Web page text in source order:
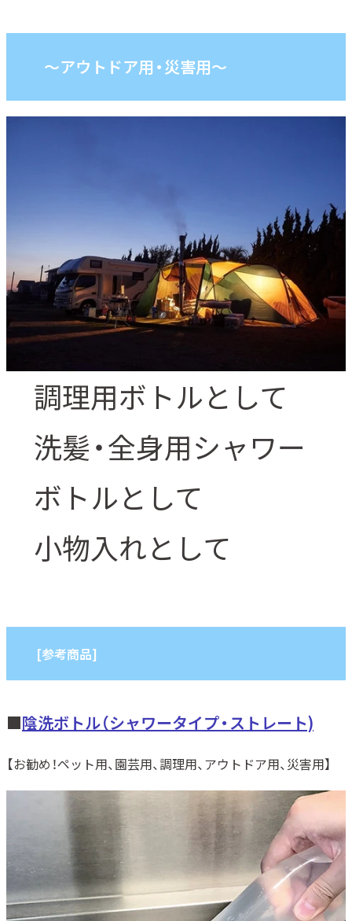
～アウトドア用・災害用～
調理用ボトルとして
洗髪・全身用シャワー
ボトルとして
小物入れとして
[参考商品]
■陰洗ボトル（シャワータイプ・ ストレート)
【お勧め！ペット用、園芸用、調理用、アウトドア用、災害用】